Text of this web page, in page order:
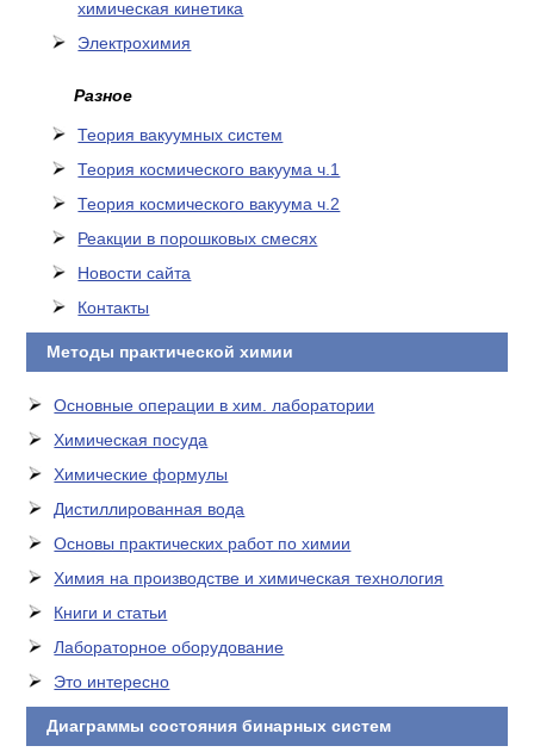
химическая кинетика
Электрохимия
Разное
Теория вакуумных систем
Теория космического вакуума ч.1
Теория космического вакуума ч.2
Реакции в порошковых смесях
Новости сайта
Контакты
Методы практической химии
Основные операции в хим. лаборатории
Химическая посуда
Химические формулы
Дистиллированная вода
Основы практических работ по химии
Химия на производстве и химическая технология
Книги и статьи
Лабораторное оборудование
Это интересно
Диаграммы состояния бинарных систем